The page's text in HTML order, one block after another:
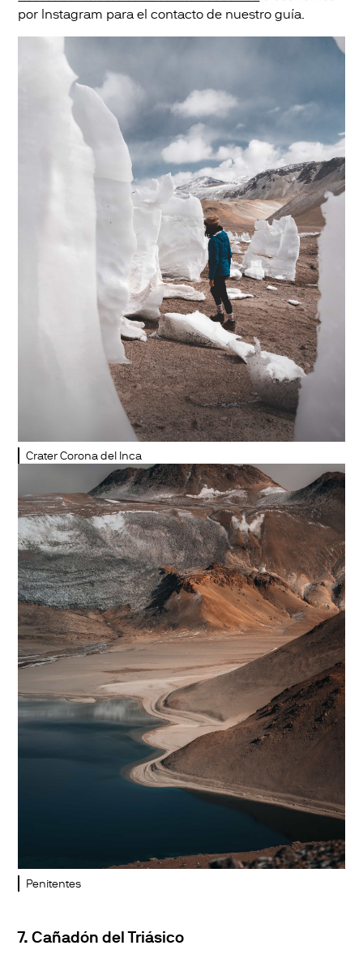
por Instagram para el contacto de nuestro guía.
Crater Corona del Inca
Penitentes
7. Cañadón del Triásico